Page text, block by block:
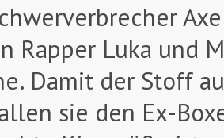
Rapper Luka und
Damit der Stoff
sie den Ex-